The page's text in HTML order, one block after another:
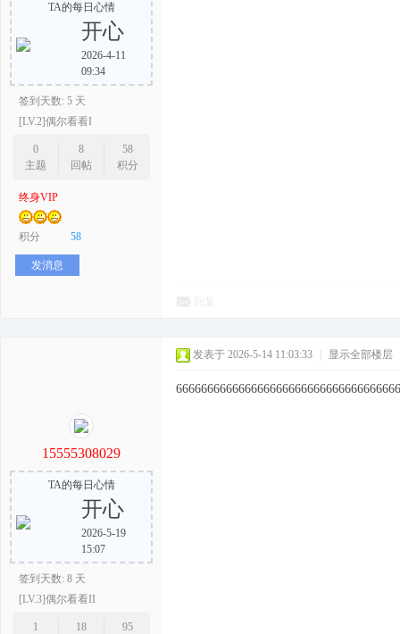
TA的每日心情
开心
2026-4-11
09:34
签到天数: 5 天
[LV.2]偶尔看看I
0
主题
8
回帖
58
积分
终身VIP
积分 58
发消息
15555308029
TA的每日心情
开心
2026-5-19
15:07
签到天数: 8 天
[LV.3]偶尔看看II
1
18
95
发表于 2026-5-14 11:03:33 显示全部楼层